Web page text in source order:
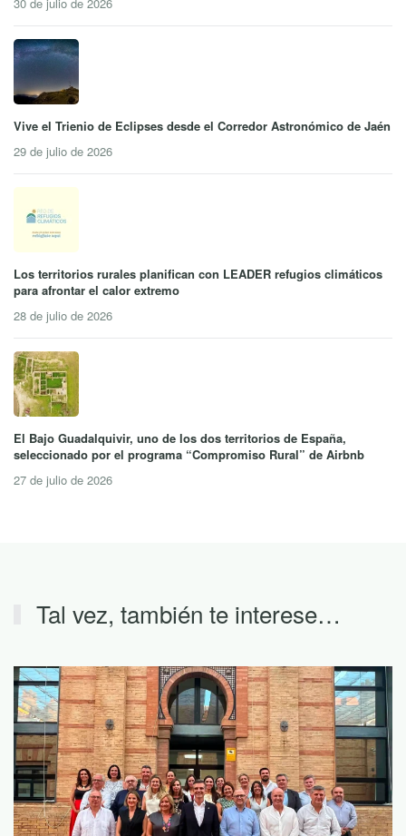
Vive el Trienio de Eclipses desde el Corredor Astronómico de Jaén
29 de julio de 2026
Los territorios rurales planifican con LEADER refugios climáticos
para afrontar el calor extremo
28 de julio de 2026
El Bajo Guadalquivir, uno de los dos territorios de España,
seleccionado por el programa “Compromiso Rural” de Airbnb
27 de julio de 2026
Tal vez, también te interese…